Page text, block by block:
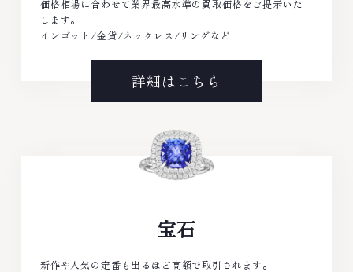
価格相場に合わせて業界最高水準の買取価格をご提示いた
します。
インゴット/金貨/ネックレス/リングなど
詳細はこちら
宝石
新作や人気の定番も出るほど高額で取引されます。